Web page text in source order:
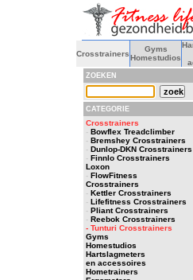
Crosstrainers
Gyms
Homestudios
ZOEKEN
CATEGORIE
Crosstrainers
- Bowflex Treadclimber
- Bremshey Crosstrainers
- Dunlop-DKN Crosstrainers
- Finnlo Crosstrainers
Loxon
- FlowFitness
Crosstrainers
- Kettler Crosstrainers
- Lifefitness Crosstrainers
- Pliant Crosstrainers
- Reebok Crosstrainers
- Tunturi Crosstrainers
Gyms
Homestudios
Hartslagmeters
en accessoires
Hometrainers